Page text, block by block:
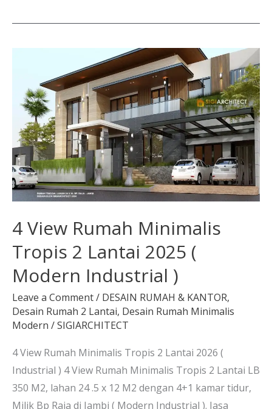
4 View Rumah Minimalis
Tropis 2 Lantai 2025 (
Modern Industrial )
Leave a Comment/ DESAIN RUMAH & KANTOR,
Desain Rumah 2 Lantai, Desain Rumah Minimalis
Modern /SIGIARCHITECT
4 View Rumah Minimalis Tropis 2 Lantai 2026 (
Industrial ) 4 View Rumah Minimalis Tropis 2 Lantai LB
350 M2, lahan 24 .5 x 12 M2 dengan 4+1 kamar tidur,
Milik Bp Raja di Jambi ( Modern Industrial ). Jasa
Rumah
Minimalis
Tropis
Lantai
2025
Industrial
)